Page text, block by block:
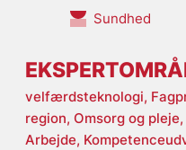
Sundhed
velfærdsteknologi,
region, Omsorg og pleje,
Arbejde,